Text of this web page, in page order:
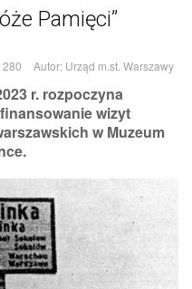
Pamięci”
Autor: Urząd m.st. Warszawy
r. rozpoczyna
wizyt
w Muzeum